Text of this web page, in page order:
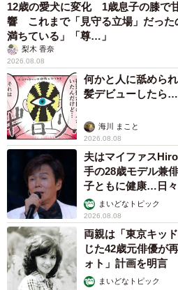
12歳の愛犬に変化 1歳息子の膝で
響 これまで「見守る立場」だっ
満ちている」「尊…」
梨木 香奈
2026.08.08
何かと人に舐めら
髪デビューしたら…
海川 まこと
2026.08.08
夫はマイファス
手の28歳モデル兼
子ともに健康…日々
まいどなトピック
2026.08.08
両親は「東京キッ
じた42歳元俳優が
ォト」計画を明言
む」まいどなトピック